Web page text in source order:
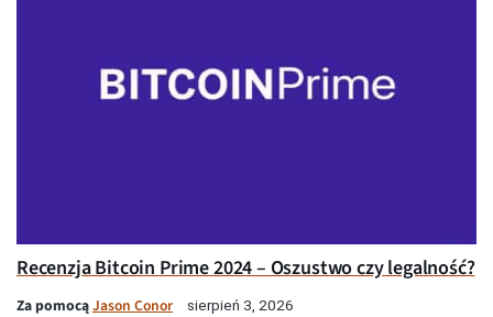
Recenzja Bitcoin Prime 2024 – Oszustwo czy legalność?
Za pomocąJason Conor sierpień 3, 2026